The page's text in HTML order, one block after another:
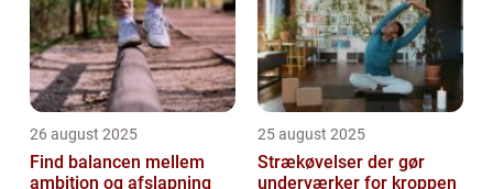
26 august 2025
Find balancen mellem
ambition og afslapning
25 august 2025
Strækøvelser der gør
underværker for kroppen